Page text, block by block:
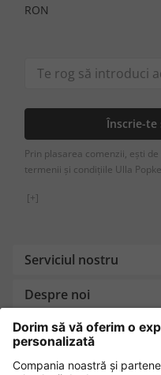
RON
Înscrie-te
Prin plasarea comenzii, ești
termenii și condițiile Ulla
[+]
Serviciul nostru
Despre noi
Contact
Metode de plată